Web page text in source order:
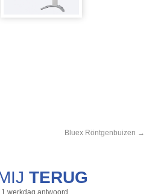
Bluex Röntgenbuizen →
TERUG
werkdag antwoord.